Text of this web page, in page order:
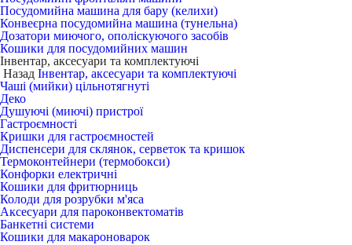
Посудомийна машина для бару (келихи)
Конвеєрна посудомийна машина (тунельна)
Дозатори миючого, ополіскуючого засобів
Кошики для посудомийних машин
Інвентар, аксесуари та комплектуючі
Назад Інвентар, аксесуари та комплектуючі
Чаші (мийки) цільнотягнуті
Деко
Душуючі (миючі) пристрої
Гастроємності
Кришки для гастроємностей
Диспенсери для склянок, серветок та кришок
Термоконтейнери (термобокси)
Конфорки електричні
Кошики для фритюрниць
Колоди для розрубки м'яса
Аксесуари для пароконвектоматів
Банкетні системи
Кошики для макароноварок